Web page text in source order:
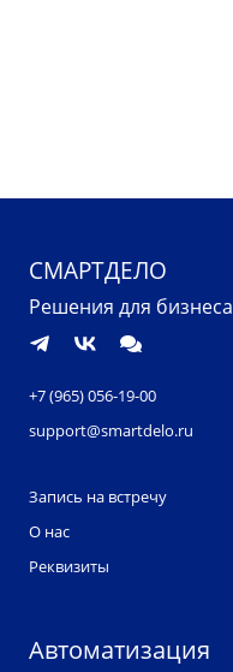
СМАРТДЕЛО
Решения для бизнеса
+7 (965) 056-19-00
support@smartdelo.ru
Запись на встречу
О нас
Реквизиты
Автоматизация